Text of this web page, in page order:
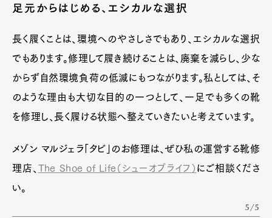
足元からはじめる、エシカルな選択
長く履くことは、環境へのやさしさでもあり、エシカルな選択
でもあります。修理して履き続けることは、廃棄を減らし、少な
からず自然環境負荷の低減にもつながります。私としては、そ
のような理由も大切な目的の一つとして、一足でも多くの靴
を修理し、長く履ける状態へ整えていきたいと考えています。
メゾン マルジェラ「タビ」のお修理は、ぜひ私の運営する靴修
理店、 The Shoe of Life（シューオブライフ） にご相談くださ
い。
5/5